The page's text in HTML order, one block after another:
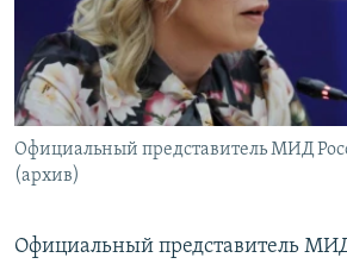
Հայերեն
English
Русский
Официальный представитель МИД
(архив)
Официальный представитель